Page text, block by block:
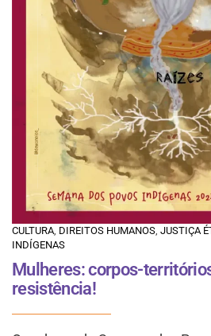
CULTURA DIREITOS HUMANOS JUSTIÇA
INDÍGENAS
Mulheres: corpos-
resistência!